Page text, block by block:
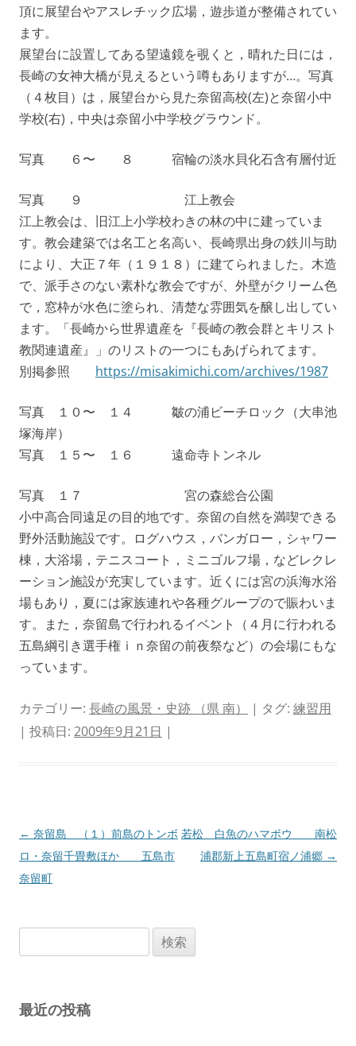
頂に展望台やアスレチック広場，遊歩道が整備されてい
ます。
展望台に設置してある望遠鏡を覗くと，晴れた日には，
長崎の女神大橋が見えるという噂もありますが…。写真
（４枚目）は，展望台から見た奈留高校(左)と奈留小中
学校(右)，中央は奈留小中学校グラウンド。
写真 ６〜 ８ 宿輪の淡水貝化石含有層付近
写真 ９ 江上教会
江上教会は、旧江上小学校わきの林の中に建っていま
す。教会建築では名工と名高い、長崎県出身の鉄川与助
により、大正７年（１９１８）に建てられました。木造
で、派手さのない素朴な教会ですが、外壁がクリーム色
で，窓枠が水色に塗られ、清楚な雰囲気を醸し出してい
ます。「長崎から世界遺産を『長崎の教会群とキリスト
教関連遺産』」のリストの一つにもあげられてます。
別掲参照 https://misakimichi.com/archives/1987
写真 １０〜 １４ 皺の浦ビーチロック（大串池
塚海岸）
写真 １５〜 １６ 遠命寺トンネル
写真 １７ 宮の森総合公園
小中高合同遠足の目的地です。奈留の自然を満喫できる
野外活動施設です。ログハウス，バンガロー，シャワー
棟，大浴場，テニスコート，ミニゴルフ場，などレクレ
ーション施設が充実しています。近くには宮の浜海水浴
場もあり，夏には家族連れや各種グループので賑わいま
す。また，奈留島で行われるイベント（４月に行われる
五島綱引き選手権ｉｎ奈留の前夜祭など）の会場にもな
っています。
カテゴリー: 長崎の風景・史跡 （県 南） | タグ: 練習用
| 投稿日: 2009年9月21日 |
投
稿
ナ
ン
← 奈留島 （１）前島のトンボ
ロ・奈留千畳敷ほか 五島市
奈留町
若松 白魚のハマボウ 南松
浦郡新上五島町宿ノ浦郷 →
索:
最近の投稿